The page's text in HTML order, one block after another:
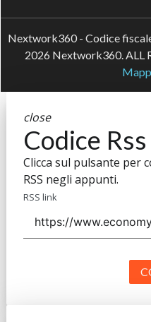
Nextwork360 - Codice
2026 Nextwork360. ALL
close
Codice Rss
Clicca sul pulsante per
RSS negli appunti.
RSS link